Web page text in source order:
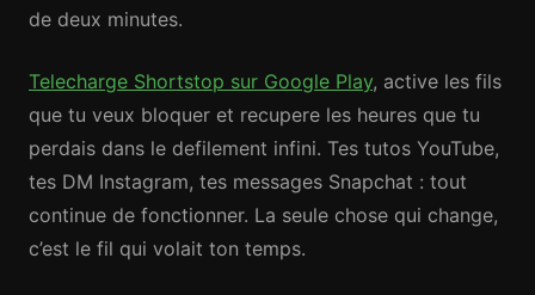
de deux minutes.
Telecharge Shortstop sur Google Play, active les fils
que tu veux bloquer et recupere les heures que tu
perdais dans le defilement infini. Tes tutos YouTube,
tes DM Instagram, tes messages Snapchat : tout
continue de fonctionner. La seule chose qui change,
c’est le fil qui volait ton temps.